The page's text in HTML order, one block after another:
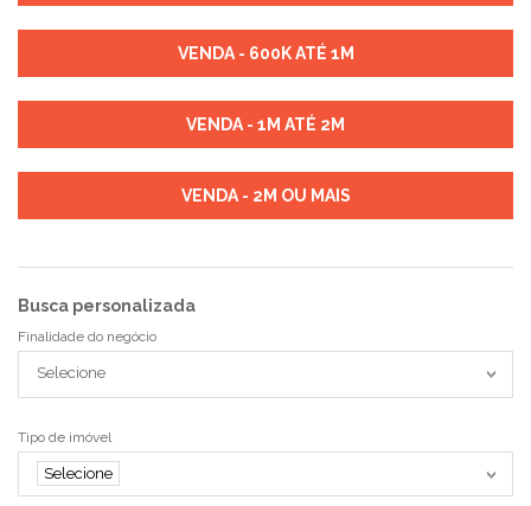
VENDA - 600K ATÉ 1M
VENDA - 1M ATÉ 2M
VENDA - 2M OU MAIS
Busca personalizada
Finalidade do negócio
Selecione
Tipo de imóvel
Selecione